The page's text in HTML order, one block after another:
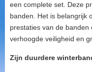
een complete set. Deze
banden. Het is belangrijk
prestaties van de
verhoogde veiligheid en
Zijn duurdere